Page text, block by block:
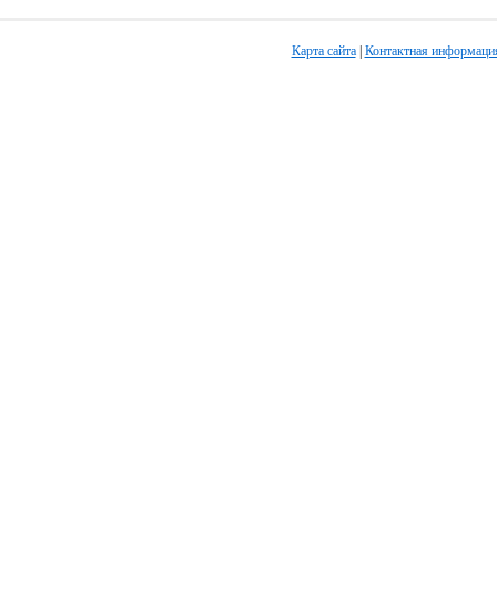
Карта сайта| Контактная